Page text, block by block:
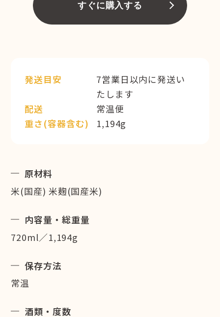
すぐに購入する
発送目安
7営業日以内に発送い
たします
配送
常温便
重さ(容器含む)
1,194g
原材料
米(国産) 米麹(国産米)
内容量・総重量
720ml／1,194g
保存方法
常温
酒類・度数